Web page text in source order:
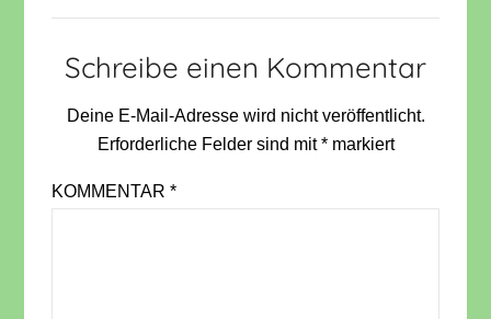
Schreibe einen Kommentar
Deine E-Mail-Adresse wird nicht veröffentlicht.
Erforderliche Felder sind mit*markiert
KOMMENTAR*